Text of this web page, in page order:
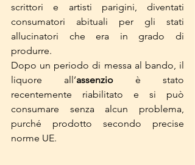
scrittori e artisti parigini, diventati
consumatori abituali per gli stati
allucinatori che era in grado di
produrre.
Dopo un periodo di messa al bando, il
liquore all’assenzio è stato
recentemente riabilitato e si può
consumare senza alcun problema,
purché prodotto secondo precise
norme UE.